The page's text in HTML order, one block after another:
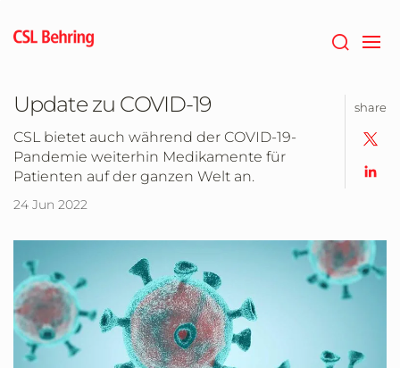
Hauptinhalt
springen
Update zu COVID-19
CSL bietet auch während der COVID-19-
Pandemie weiterhin Medikamente für
Patienten auf der ganzen Welt an.
24 Jun 2022
share